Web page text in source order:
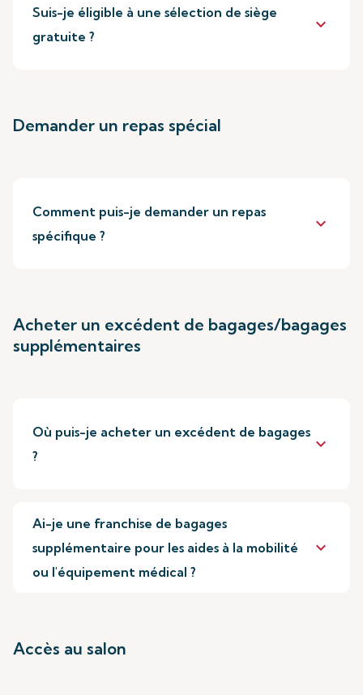
Suis-je éligible à une sélection de siège
gratuite ?
keyboard_arrow_down
Demander un repas spécial
Comment puis-je demander un repas
spécifique ?
keyboard_arrow_down
Acheter un excédent de bagages/bagages
supplémentaires
Où puis-je acheter un excédent de bagages
?
keyboard_arrow_down
Ai-je une franchise de bagages
supplémentaire pour les aides à la mobilité
ou l'équipement médical ?
keyboard_arrow_down
Accès au salon